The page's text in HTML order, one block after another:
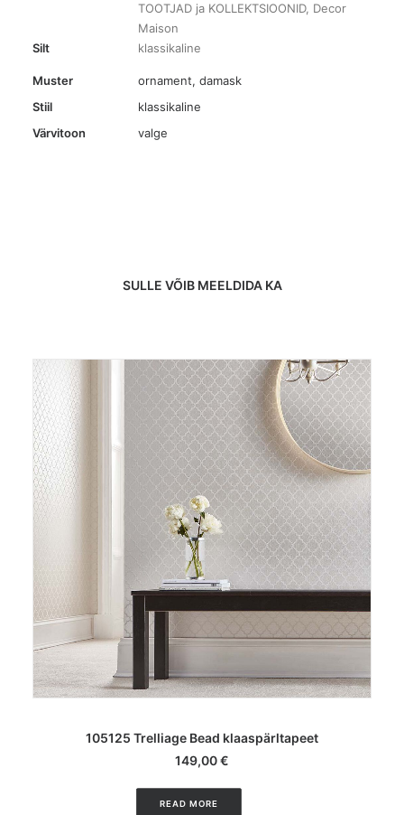
TOOTJAD ja KOLLEKTSIOONID, Decor
Maison
Silt
klassikaline
Muster
ornament, damask
Stiil
klassikaline
Värvitoon
valge
SULLE VÕIB MEELDIDA KA
105125 Trelliage Bead klaaspärltapeet
149,00€
READ MORE